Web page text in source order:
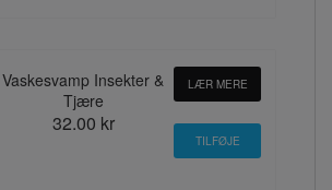
Vaskesvamp Insekter &
Tjære
32.00 kr
LÆR MERE